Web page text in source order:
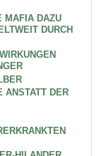
MAFIA DAZU
DURCH
ANSTATT DER